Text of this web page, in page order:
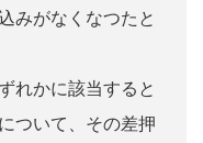
みがなくなつたと
れかに該当すると
ついて、その差押